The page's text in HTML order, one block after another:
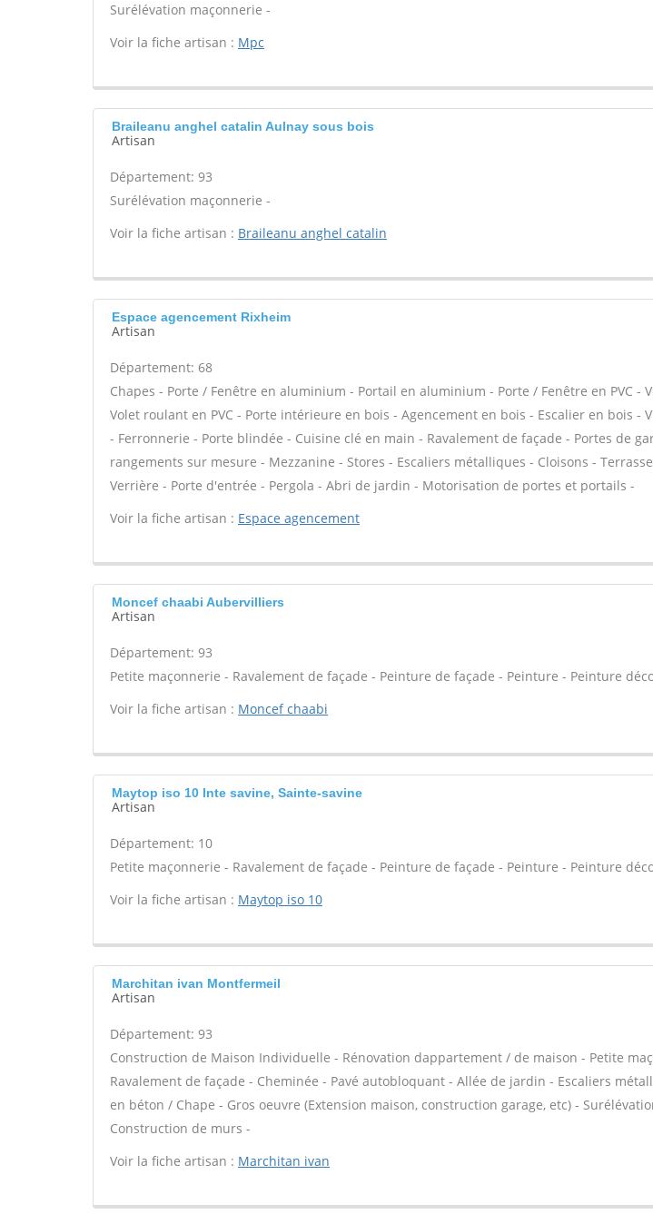
Surélévation maçonnerie -
Voir la fiche artisan : Mpc
Braileanu anghel catalin Aulnay sous bois
Artisan
Département: 93
Surélévation maçonnerie -
Voir la fiche artisan : Braileanu anghel catalin
Espace agencement Rixheim
Artisan
Département: 68
Chapes - Porte / Fenêtre en aluminium - Portail en aluminium - Porte / Fenêtre en PVC -
Volet roulant en PVC - Porte intérieure en bois - Agencement en bois - Escalier en bois -
- Ferronnerie - Porte blindée - Cuisine clé en main - Ravalement de façade - Portes de
rangements sur mesure - Mezzanine - Stores - Escaliers métalliques - Cloisons -
Verrière - Porte d'entrée - Pergola - Abri de jardin - Motorisation de portes et portails -
Voir la fiche artisan : Espace agencement
Moncef chaabi Aubervilliers
Artisan
Département: 93
Petite maçonnerie - Ravalement de façade - Peinture de façade - Peinture - Peinture
Voir la fiche artisan : Moncef chaabi
Maytop iso 10 Inte savine, Sainte-savine
Artisan
Département: 10
Petite maçonnerie - Ravalement de façade - Peinture de façade - Peinture - Peinture
Voir la fiche artisan : Maytop iso 10
Marchitan ivan Montfermeil
Artisan
Département: 93
Construction de Maison Individuelle - Rénovation dappartement / de maison - Petite
Ravalement de façade - Cheminée - Pavé autobloquant - Allée de jardin - Escaliers
en béton / Chape - Gros oeuvre (Extension maison, construction garage, etc) -
Construction de murs -
Voir la fiche artisan : Marchitan ivan